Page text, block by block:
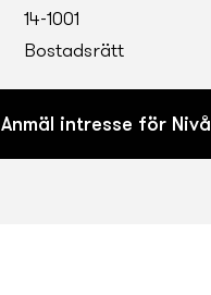
14-1001
Bostadsrätt
Anmäl intresse för Nivå